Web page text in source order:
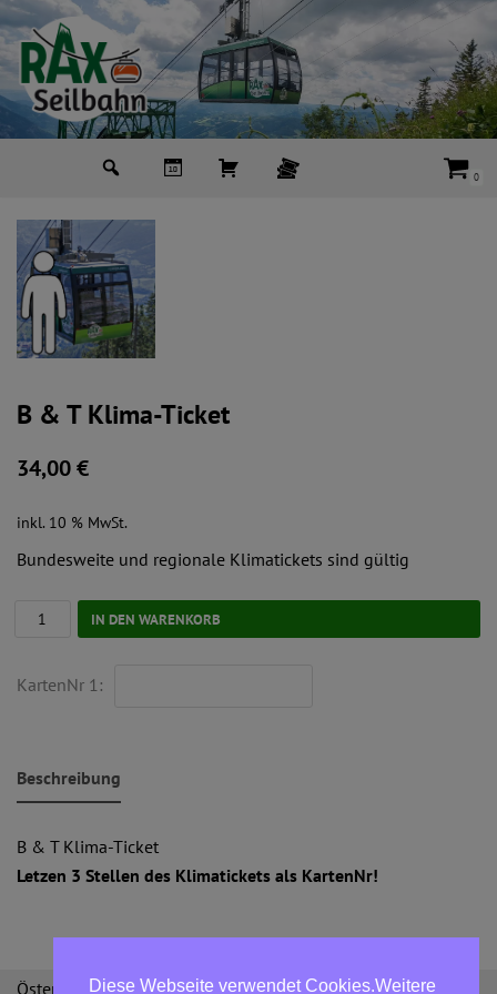
Zum
Inhalt
springen
0
B & T Klima-Ticket
34,00€
inkl. 10 % MwSt.
Bundesweite und regionale Klimatickets sind gültig
IN DEN WARENKORB
KartenNr 1:
Beschreibung
B & T Klima-Ticket
Letzen 3 Stellen des Klimatickets als KartenNr!
Österreichische Bergbahnen GmbH
Diese Webseite verwendet Cookies.Weitere